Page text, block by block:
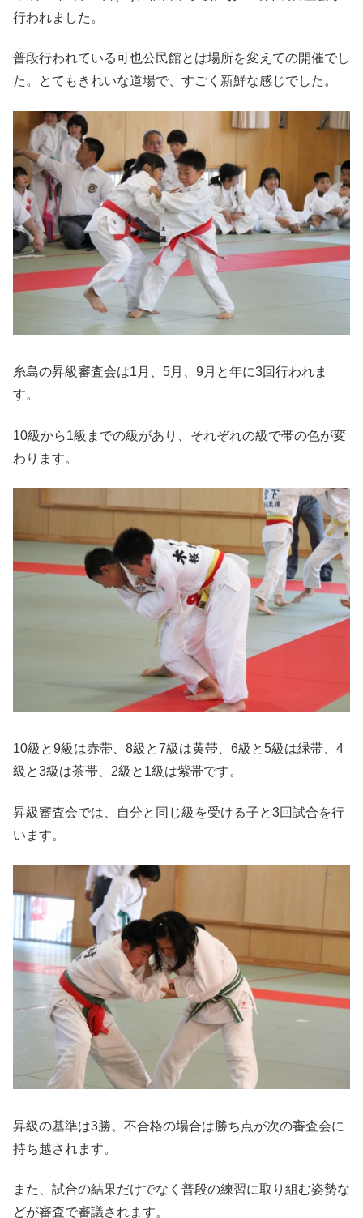
行われました。
普段行われている可也公民館とは場所を変えての開催でし
た。とてもきれいな道場で、すごく新鮮な感じでした。
糸島の昇級審査会は1月、5月、9月と年に3回行われま
す。
10級から1級までの級があり、それぞれの級で帯の色が変
わります。
10級と9級は赤帯、8級と7級は黄帯、6級と5級は緑帯、4
級と3級は茶帯、2級と1級は紫帯です。
昇級審査会では、自分と同じ級を受ける子と3回試合を行
います。
昇級の基準は3勝。不合格の場合は勝ち点が次の審査会に
持ち越されます。
また、試合の結果だけでなく普段の練習に取り組む姿勢な
どが審査で審議されます。